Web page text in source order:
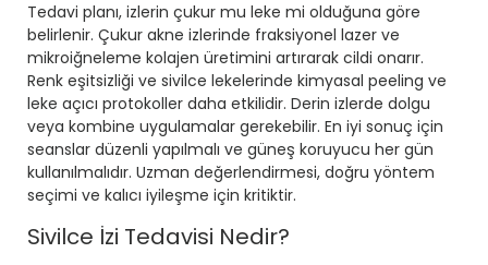
Tedavi planı, izlerin çukur mu leke mi olduğuna göre
belirlenir. Çukur akne izlerinde fraksiyonel lazer ve
mikroiğneleme kolajen üretimini artırarak cildi onarır.
Renk eşitsizliği ve sivilce lekelerinde kimyasal peeling ve
leke açıcı protokoller daha etkilidir. Derin izlerde dolgu
veya kombine uygulamalar gerekebilir. En iyi sonuç için
seanslar düzenli yapılmalı ve güneş koruyucu her gün
kullanılmalıdır. Uzman değerlendirmesi, doğru yöntem
seçimi ve kalıcı iyileşme için kritiktir.
Sivilce İzi Tedavisi Nedir?